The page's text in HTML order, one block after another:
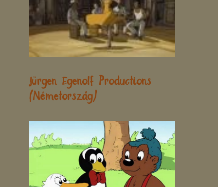
Jürgen Egenolf Productions
(Németország)